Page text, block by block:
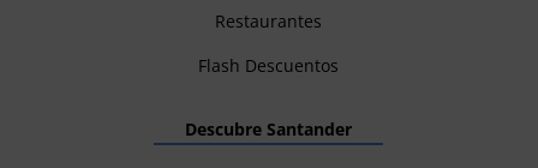
Restaurantes
Flash Descuentos
Descubre Santander